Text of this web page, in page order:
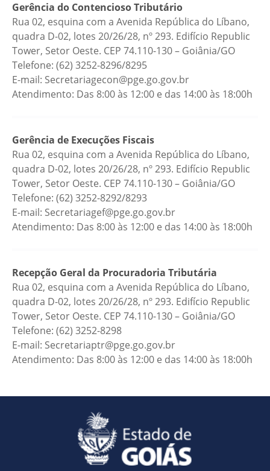
Gerência do Contencioso Tributário
Rua 02, esquina com a Avenida República do Líbano,
quadra D-02, lotes 20/26/28, nº 293. Edifício Republic
Tower, Setor Oeste. CEP 74.110-130 – Goiânia/GO
Telefone: (62) 3252-8296/8295
E-mail: Secretariagecon@pge.go.gov.br
Atendimento: Das 8:00 às 12:00 e das 14:00 às 18:00h
Gerência de Execuções Fiscais
Rua 02, esquina com a Avenida República do Líbano,
quadra D-02, lotes 20/26/28, nº 293. Edifício Republic
Tower, Setor Oeste. CEP 74.110-130 – Goiânia/GO
Telefone: (62) 3252-8292/8293
E-mail: Secretariagef@pge.go.gov.br
Atendimento: Das 8:00 às 12:00 e das 14:00 às 18:00h
Recepção Geral da Procuradoria Tributária
Rua 02, esquina com a Avenida República do Líbano,
quadra D-02, lotes 20/26/28, nº 293. Edifício Republic
Tower, Setor Oeste. CEP 74.110-130 – Goiânia/GO
Telefone: (62) 3252-8298
E-mail: Secretariaptr@pge.go.gov.br
Atendimento: Das 8:00 às 12:00 e das 14:00 às 18:00h